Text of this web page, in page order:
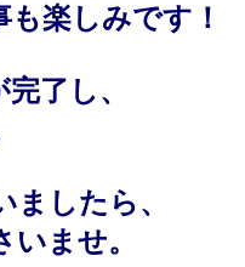
楽しみです！
了し、
したら、
ませ。